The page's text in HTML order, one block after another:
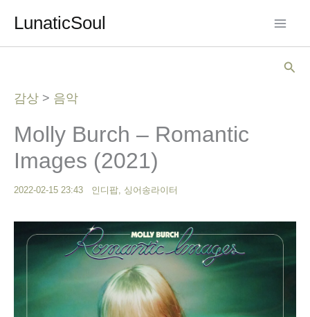
츠
LunaticSoul
검
감상 > 음악
Molly Burch – Romantic
Images (2021)
2022-02-15 23:43 인디팝, 싱어송라이터